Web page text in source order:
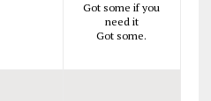
Got some if you
need it
Got some.